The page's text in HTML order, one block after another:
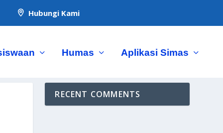
 Hubungi Kami
Humas Aplikasi Simas
RECENT COMMENTS